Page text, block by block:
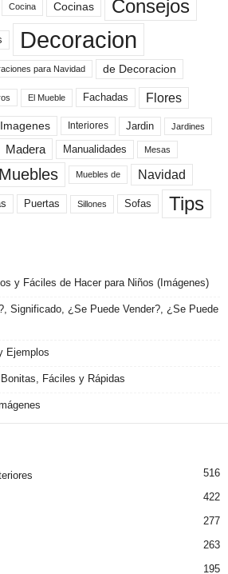
Cocina Cocinas Consejos
Decoracion
para Navidad de Decoracion
El Mueble Fachadas Flores
Imagenes Interiores Jardin Jardines
Madera Manualidades Mesas
Muebles Muebles de Navidad
Puertas Sillones Sofas Tips
y Fáciles de Hacer para Niños (Imágenes)
Significado, ¿Se Puede Vender?, ¿Se Puede
Ejemplos
Fáciles y Rápidas
516
422
277
263
195